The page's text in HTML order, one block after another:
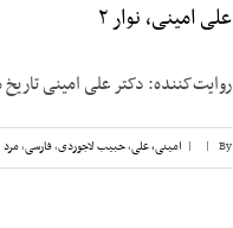
علی امینی، نوار ۲
روایت‌کننده: دکتر علی امینی تاریخ مصاحبه: سوم دسامبر
By
|
| امینی، علی,حبیب لاجوردی,فارسی,مرد